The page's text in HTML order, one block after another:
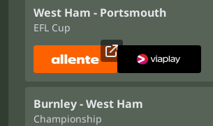
West Ham - Portsmouth
EFL Cup
Burnley - West Ham
Championship